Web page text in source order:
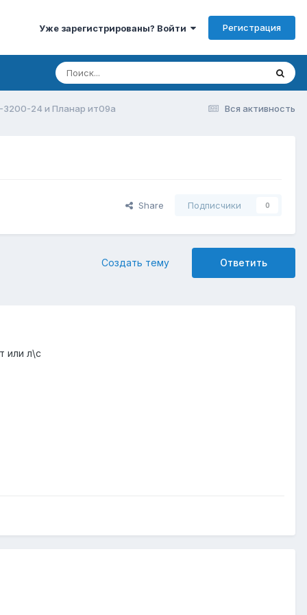
Уже зарегистрированы? Войти Регистрация
Вся активность
3200-24 и Планар ит09а
Share Подписчики 0
Ответить
Создать тему
или л\с